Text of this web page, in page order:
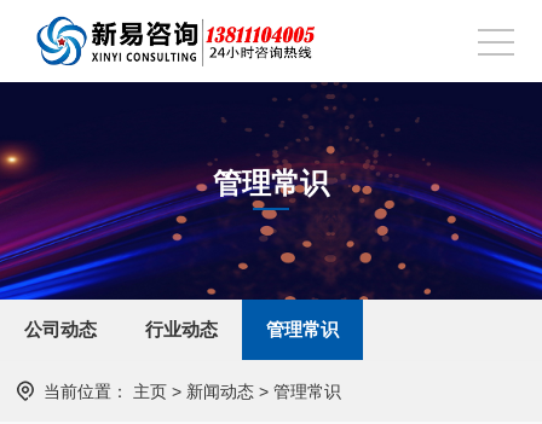
管理常识
公司动态 行业动态 管理常识
当前位置： 主页 > 新闻动态 > 管理常识